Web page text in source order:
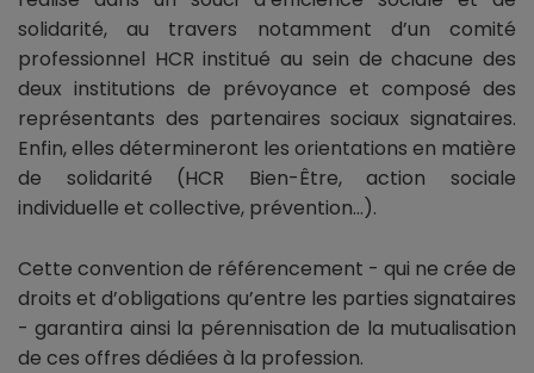
solidarité, au travers notamment d’un comité
professionnel HCR institué au sein de chacune des
deux institutions de prévoyance et composé des
représentants des partenaires sociaux signataires.
Enfin, elles détermineront les orientations en matière
de solidarité (HCR Bien-Être, action sociale
individuelle et collective, prévention…).
Cette convention de référencement - qui ne crée de
droits et d’obligations qu’entre les parties signataires
- garantira ainsi la pérennisation de la mutualisation
de ces offres dédiées à la profession.